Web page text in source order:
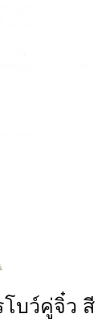
โบว์คู่จิ๋ว สี